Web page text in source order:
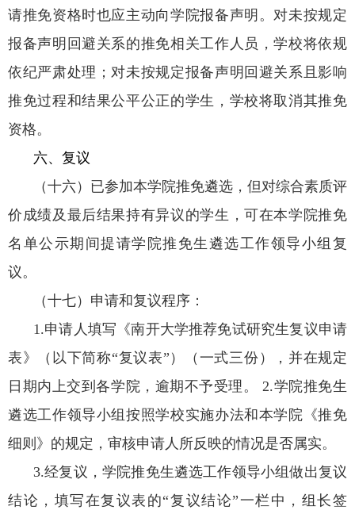
请推免资格时也应主动向学院报备声明。对未按规定
报备声明回避关系的推免相关工作人员，学校将依规
依纪严肃处理；对未按规定报备声明回避关系且影响
推免过程和结果公平公正的学生，学校将取消其推免
资格。
六、复议
（十六）已参加本学院推免遴选，但对综合素质评
价成绩及最后结果持有异议的学生，可在本学院推免
名单公示期间提请学院推免生遴选工作领导小组复
议。
（十七）申请和复议程序：
1.申请人填写《南开大学推荐免试研究生复议申请
表》（以下简称“复议表”）（一式三份），并在规定
日期内上交到各学院，逾期不予受理。2.学院推免生
遴选工作领导小组按照学校实施办法和本学院《推免
细则》的规定，审核申请人所反映的情况是否属实。
3.经复议，学院推免生遴选工作领导小组做出复议
结论，填写在复议表的“复议结论”一栏中，组长签